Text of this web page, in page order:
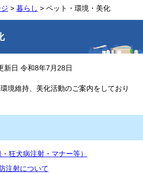
> 暮らし > ペット・環境・美化
日 令和8年7月28日
境維持、美化活動のご案内をしており
狂犬病注射・マナー等）
注射について